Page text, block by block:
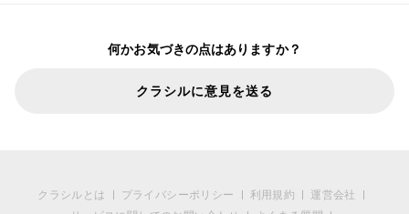
何かお気づきの点はありますか？
クラシルに意見を送る
クラシルとは プライバシーポリシー 利用規約
運営会社